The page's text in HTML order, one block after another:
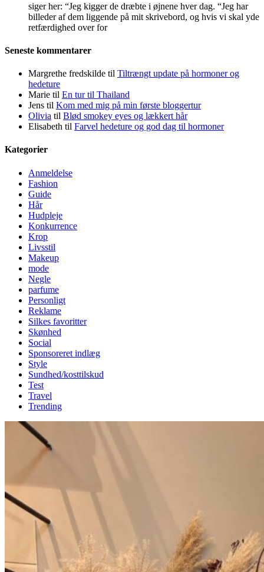
siger her: “Jeg kigger de dræbte i øjnene hver dag. “Jeg har
billeder af dem liggende på mit skrivebord, og hvis vi skal yde
retfærdighed over for
Seneste kommentarer
Margrethe fredskilde til Tiltrængt update på hormoner og
hedeture
Marie til En tur til Thailand
Jens til Kom med mig på min første bloggertur
Olivia til Blød smokey eyes og lækkert hår
Elisabeth til Farvel hedeture og god dag til hormoner
Kategorier
Anmeldelse
Fashion
Guide
Hår
Hudpleje
Konkurrence
Krop
Livsstil
Makeup
mode
Negle
parfume
Personligt
Reklame
Silkes favoritter
Skønhed
Social
Sponsoreret indlæg
Style
Sundhed/kosttilskud
Test
Travel
Trending